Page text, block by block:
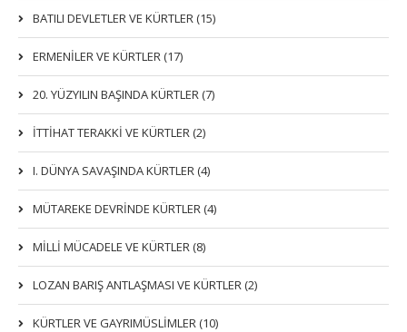
BATILI DEVLETLER VE KÜRTLER (15)
ERMENİLER VE KÜRTLER (17)
20. YÜZYILIN BAŞINDA KÜRTLER (7)
İTTIHAT TERAKKI VE KÜRTLER (2)
I. DÜNYA SAVAŞINDA KÜRTLER (4)
MÜTAREKE DEVRİNDE KÜRTLER (4)
MİLLİ MÜCADELE VE KÜRTLER (8)
LOZAN BARIŞ ANTLAŞMASI VE KÜRTLER (2)
KÜRTLER VE GAYRIMÜSLIMLER (10)